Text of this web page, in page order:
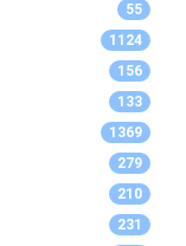
55
1124
156
133
1369
279
210
231